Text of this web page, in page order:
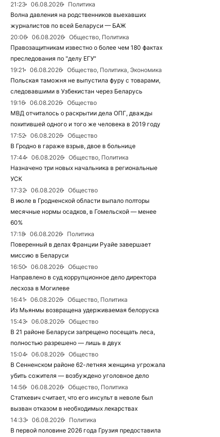
21:23
06.08.2026
Политика
Волна давления на родственников выехавших
журналистов по всей Беларуси — БАЖ
20:06
06.08.2026
Общество, Политика
Правозащитникам известно о более чем 180 фактах
преследования по "делу ЕГУ"
19:21
06.08.2026
Общество, Политика, Экономика
Польская таможня не выпустила фуру с товарами,
следовавшими в Узбекистан через Беларусь
19:16
06.08.2026
Общество
МВД отчиталось о раскрытии дела ОПГ, дважды
похитившей одного и того же человека в 2019 году
17:52
06.08.2026
Общество
В Гродно в гараже взрыв, двое в больнице
17:44
06.08.2026
Общество, Политика
Назначено три новых начальника в региональные
УСК
17:32
06.08.2026
Общество
В июле в Гродненской области выпало полторы
месячные нормы осадков, в Гомельской — менее
60%
17:18
06.08.2026
Политика
Поверенный в делах Франции Руайе завершает
миссию в Беларуси
16:50
06.08.2026
Общество
Направлено в суд коррупционное дело директора
лесхоза в Могилеве
16:41
06.08.2026
Общество, Политика
Из Мьянмы возвращена удерживаемая белоруска
15:43
06.08.2026
Общество
В 21 районе Беларуси запрещено посещать леса,
полностью разрешено — лишь в двух
15:04
06.08.2026
Общество
В Сенненском районе 62-летняя женщина угрожала
убить сожителя — возбуждено уголовное дело
14:56
06.08.2026
Общество, Политика
Статкевич считает, что его инсульт в неволе был
вызван отказом в необходимых лекарствах
14:33
06.08.2026
Политика
В первой половине 2026 года Грузия предоставила